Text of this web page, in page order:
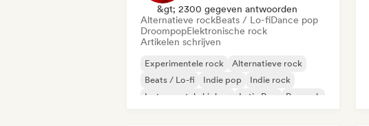
&gt; 2300 gegeven antwoorden
Alternatieve rockBeats / Lo-fiDance pop
DroompopElektronische rock
Artikelen schrijven
Experimentele rock
Alternatieve rock
Beats / Lo-fi
Indie pop
Indie rock
Instrumentale hiphop
Latin Pop Poprock